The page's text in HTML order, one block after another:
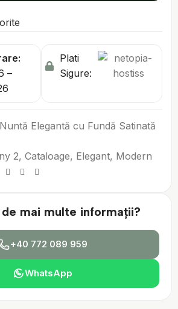
–
Plati
Sigure:
Elegantă cu Fundă Satinată
2, Cataloage, Elegant, Modern
mai multe informații?
+40 772 089 959
WhatsApp